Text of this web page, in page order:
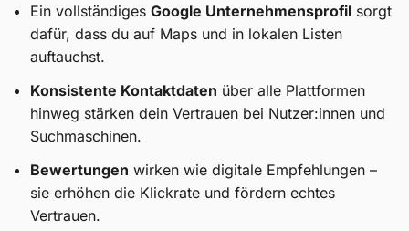
Ein vollständiges Google Unternehmensprofilsorgt
dafür, dass du auf Maps und in lokalen Listen
auftauchst.
Konsistente Kontaktdaten über alle Plattformen
hinweg stärken dein Vertrauen bei Nutzer:innen und
Suchmaschinen.
Bewertungen wirken wie digitale Empfehlungen –
sie erhöhen die Klickrate und fördern echtes
Vertrauen.